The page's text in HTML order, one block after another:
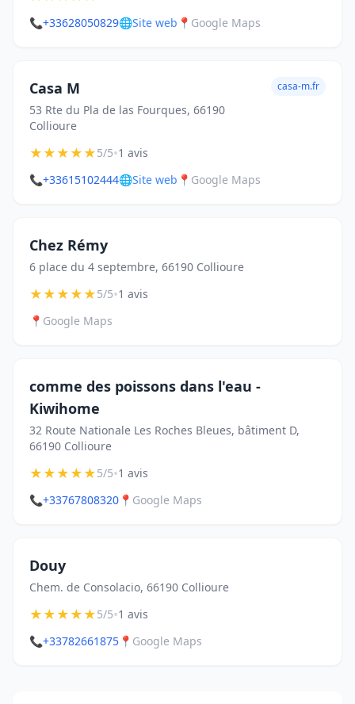
📞+33628050829🌐Site web 📍 Google Maps
Casa M
53 Rte du Pla de las Fourques, 66190
Collioure
casa-m.fr
★★★★★5/5•1 avis
📞+33615102444🌐Site web 📍 Google Maps
Chez Rémy
6 place du 4 septembre, 66190 Collioure
★★★★★5/5•1 avis
📍 Google Maps
comme des poissons dans l'eau -
Kiwihome
32 Route Nationale Les Roches Bleues, bâtiment D,
66190 Collioure
★★★★★5/5•1 avis
📞+33767808320 📍 Google Maps
Douy
Chem. de Consolacio, 66190 Collioure
★★★★★5/5•1 avis
📞+33782661875 📍 Google Maps